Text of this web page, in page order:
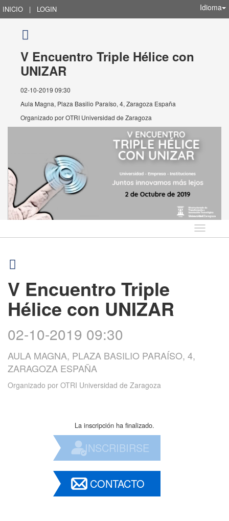
INICIO | LOGIN Idioma
V Encuentro Triple Hélice con
UNIZAR
02-10-2019 09:30
Aula Magna, Plaza Basilio Paraíso, 4, Zaragoza España
Organizado porOTRI Universidad de Zaragoza
Idioma
V Encuentro Triple
Hélice con UNIZAR
02-10-2019 09:30
AULA MAGNA, PLAZA BASILIO PARAÍSO, 4,
ZARAGOZA ESPAÑA
Organizado por OTRI Universidad de Zaragoza
La inscripción ha finalizado.
INSCRIBIRSE
CONTACTO